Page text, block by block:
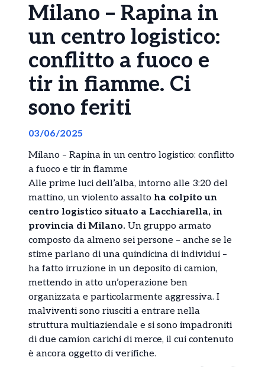
Milano – Rapina in
un centro logistico:
conflitto a fuoco e
tir in fiamme. Ci
sono feriti
03/06/2025
Milano – Rapina in un centro logistico: conflitto
a fuoco e tir in fiamme
Alle prime luci dell’alba, intorno alle 3:20 del
mattino, un violento assalto ha colpito un
centro logistico situato a Lacchiarella, in
provincia di Milano. Un gruppo armato
composto da almeno sei persone – anche se le
stime parlano di una quindicina di individui –
ha fatto irruzione in un deposito di camion,
mettendo in atto un’operazione ben
organizzata e particolarmente aggressiva. I
malviventi sono riusciti a entrare nella
struttura multiaziendale e si sono impadroniti
di due camion carichi di merce, il cui contenuto
è ancora oggetto di verifiche.